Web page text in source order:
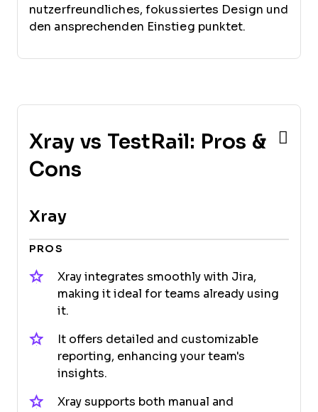
nutzerfreundliches, fokussiertes Design und
den ansprechenden Einstieg punktet.
Xray vs TestRail: Pros &
Cons
Xray
PROS
Xray integrates smoothly with Jira,
making it ideal for teams already using
it.
It offers detailed and customizable
reporting, enhancing your team's
insights.
Xray supports both manual and